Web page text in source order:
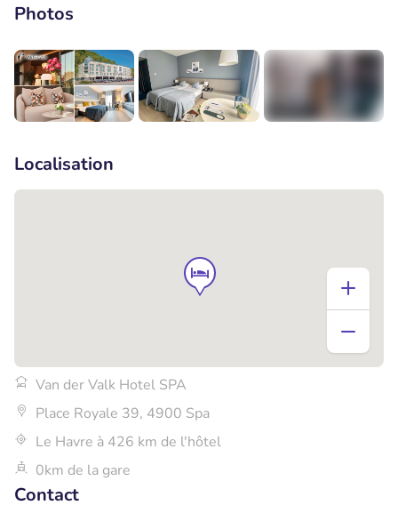
Photos
Localisation
Van der Valk Hotel SPA
Place Royale 39, 4900 Spa
Le Havre à 426 km de l'hôtel
0km de la gare
Contact